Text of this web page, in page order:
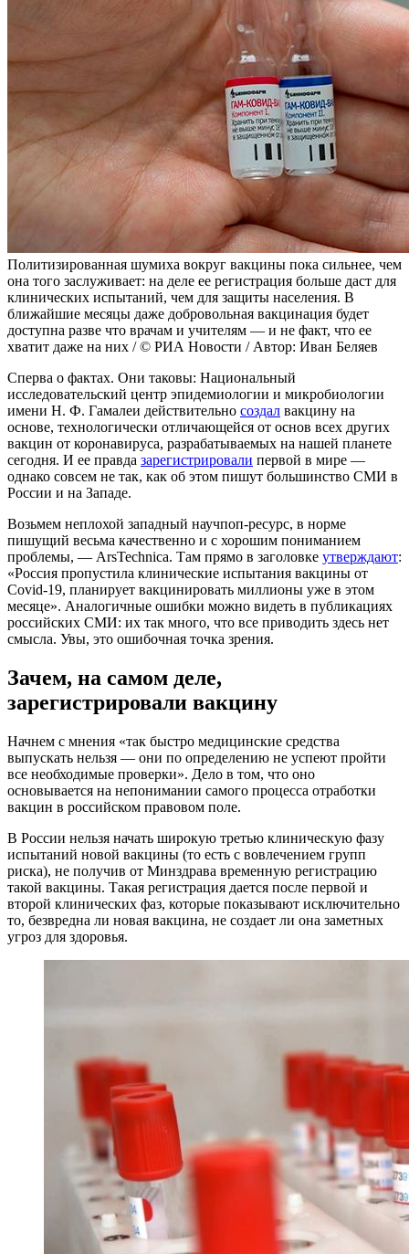
Политизированная шумиха вокруг вакцины пока сильнее, чем
она того заслуживает: на деле ее регистрация больше даст для
клинических испытаний, чем для защиты населения. В
ближайшие месяцы даже добровольная вакцинация будет
доступна разве что врачам и учителям — и не факт, что ее
хватит даже на них / © РИА Новости / Автор: Иван Беляев
Сперва о фактах. Они таковы: Национальный
исследовательский центр эпидемиологии и микробиологии
имени Н. Ф. Гамалеи действительно создал вакцину на
основе, технологически отличающейся от основ всех других
вакцин от коронавируса, разрабатываемых на нашей планете
сегодня. И ее правда зарегистрировали первой в мире —
однако совсем не так, как об этом пишут большинство СМИ в
России и на Западе.
Возьмем неплохой западный научпоп-ресурс, в норме
пишущий весьма качественно и с хорошим пониманием
проблемы, — ArsTechnica. Там прямо в заголовке утверждают:
«Россия пропустила клинические испытания вакцины от
Covid-19, планирует вакцинировать миллионы уже в этом
месяце». Аналогичные ошибки можно видеть в публикациях
российских СМИ: их так много, что все приводить здесь нет
смысла. Увы, это ошибочная точка зрения.
Зачем, на самом деле,
зарегистрировали вакцину
Начнем с мнения «так быстро медицинские средства
выпускать нельзя — они по определению не успеют пройти
все необходимые проверки». Дело в том, что оно
основывается на непонимании самого процесса отработки
вакцин в российском правовом поле.
В России нельзя начать широкую третью клиническую фазу
испытаний новой вакцины (то есть с вовлечением групп
риска), не получив от Минздрава временную регистрацию
такой вакцины. Такая регистрация дается после первой и
второй клинических фаз, которые показывают исключительно
то, безвредна ли новая вакцина, не создает ли она заметных
угроз для здоровья.